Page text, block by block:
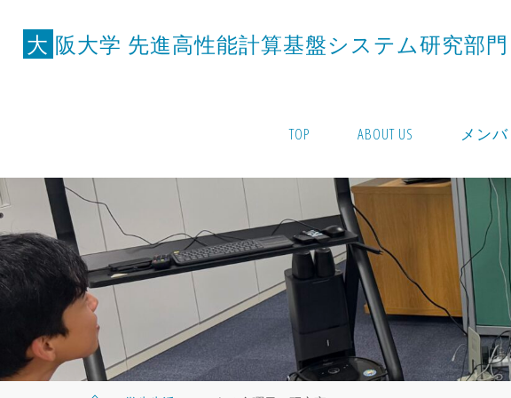
キ
ッ
プ
大 阪大学 先進高性能計算基盤システム研究部門
TOP ABOUT US メンバ